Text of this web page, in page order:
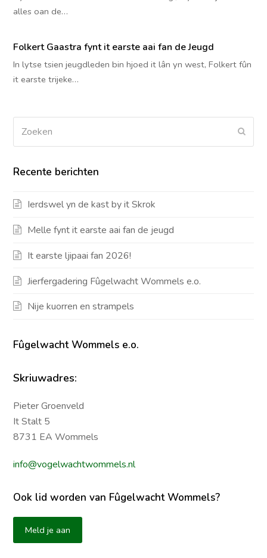
alles oan de…
Folkert Gaastra fynt it earste aai fan de Jeugd
In lytse tsien jeugdleden bin hjoed it lân yn west, Folkert fûn
it earste trijeke…
Recente berichten
Ierdswel yn de kast by it Skrok
Melle fynt it earste aai fan de jeugd
It earste ljipaai fan 2026!
Jierfergadering Fûgelwacht Wommels e.o.
Nije kuorren en strampels
Fûgelwacht Wommels e.o.
Skriuwadres:
Pieter Groenveld
It Stalt 5
8731 EA Wommels
info@vogelwachtwommels.nl
Ook lid worden van Fûgelwacht Wommels?
Meld je aan